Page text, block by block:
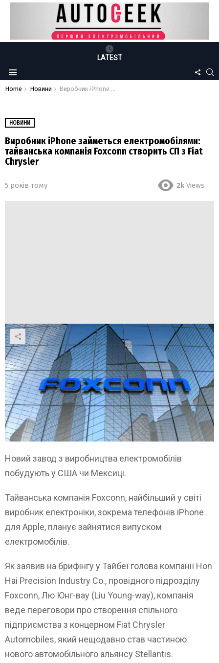
LATEST
Menu
US
You are here:
Home Новини Виробник iPhone займеться електромобілями: тайванська компанія Foxconn створить СП з Fiat Chrysler
НОВИНИ
Виробник iPhone займеться електромобілями:
тайванська компанія Foxconn створить СП з Fiat
Chrysler
5 років тому 2k Views
Новий завод з виробництва електромобілів
побудують у США чи Мексиці.
Тайванська компанія Foxconn, найбільший у світі
виробник електроніки, зокрема телефонів iPhone
для Apple, планує зайнятися випуском
електромобілів.
Як заявив на брифінгу у Тайбеї голова компанії Hon
Hai Precision Industry Co., провідного підрозділу
Foxconn, Лю Юнг-ваy (Liu Young-way), компанія
веде переговори про створення спільного
підприємства з концерном Fiat Chrysler
Automobiles, який нещодавно став частиною
нового автомобільного альянсу Stellantis.